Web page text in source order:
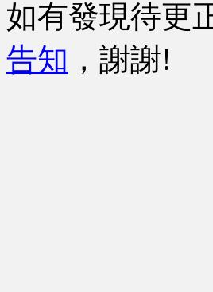
如有發現待更
告知 ，謝謝!